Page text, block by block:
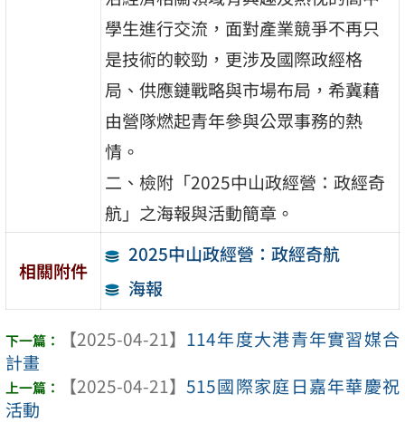
學生進行交流，面對產業競爭不再只
是技術的較勁，更涉及國際政經格
局、供應鏈戰略與市場布局，希冀藉
由營隊燃起青年參與公眾事務的熱
情。
二、檢附「2025中山政經營：政經奇
航」之海報與活動簡章。
相關附件
2025中山政經營：政經奇航
海報
【2025-04-21】 114年度大港青年實習媒合
計畫
【2025-04-21】 515國際家庭日嘉年華慶祝
活動